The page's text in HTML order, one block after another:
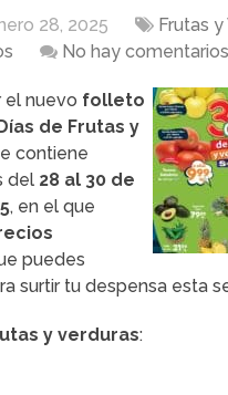
28, 2025 Frutas
No hay comentarios
el nuevo folleto
de Frutas y
contiene
del 28 al 30 de
, en el que
puedes
surtir tu despensa esta
y verduras: